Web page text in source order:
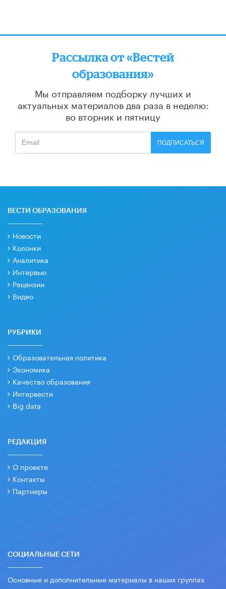
Рассылка от «Вестей
образования»
Мы отправляем подборку лучших и
актуальных материалов два раза в неделю:
во вторник и пятницу
ПОДПИСАТЬСЯ
ВЕСТИ ОБРАЗОВАНИЯ
Новости
Колонки
Аналитика
Интервью
Рецензии
Видео
РУБРИКИ
Образовательная политика
Экономика
Качество образования
Интервести
Big data
РЕДАКЦИЯ
О проекте
Контакты
Партнеры
СОЦИАЛЬНЫЕ СЕТИ
Основные и дополнительные материалы в наших группах